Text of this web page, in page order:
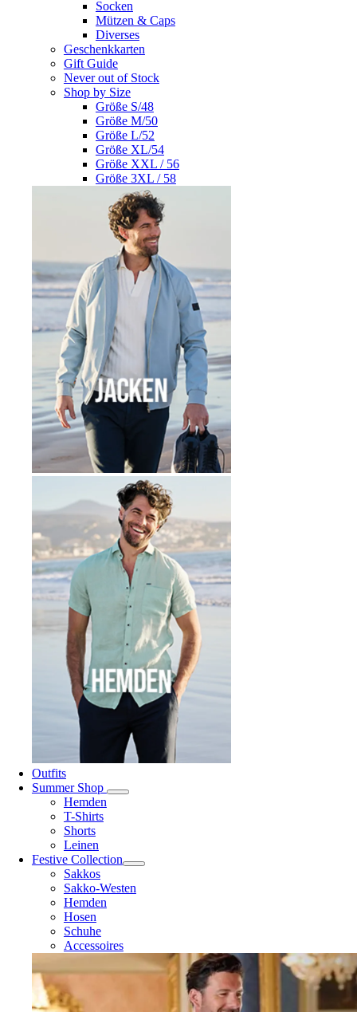
Socken
Mützen & Caps
Diverses
Geschenkkarten
Gift Guide
Never out of Stock
Shop by Size
Größe S/48
Größe M/50
Größe L/52
Größe XL/54
Größe XXL / 56
Größe 3XL / 58
Outfits
Summer Shop
Hemden
T-Shirts
Shorts
Leinen
Festive Collection
Sakkos
Sakko-Westen
Hemden
Hosen
Schuhe
Accessoires